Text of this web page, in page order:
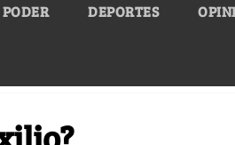
PODER DEPORTES